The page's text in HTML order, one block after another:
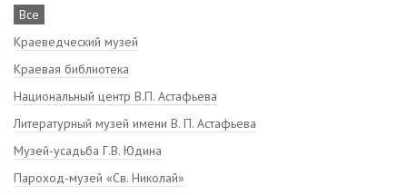
Все
Краеведческий музей
Краевая библиотека
Национальный центр В.П. Астафьева
Литературный музей имени В. П. Астафьева
Музей-усадьба Г.В. Юдина
Пароход-музей «Св. Николай»